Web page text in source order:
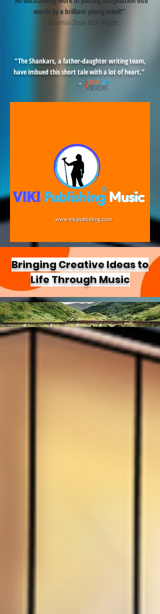
words by a brilliant young mind!”
- Kusumita Ghose, Book Blogger.
“The Shankars, a father-daughter writing team,
have imbued this short tale with a lot of heart."
-
Bringing Creative Ideas to
Life Through Music